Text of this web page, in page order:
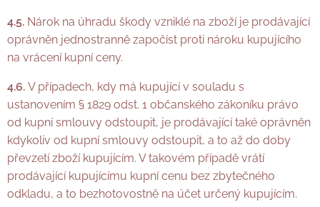
4.5. Nárok na úhradu škody vzniklé na zboží je prodávající
oprávněn jednostranně započíst proti nároku kupujícího
na vrácení kupní ceny.
4.6. V případech, kdy má kupující v souladu s
ustanovením § 1829 odst. 1 občanského zákoníku právo
od kupní smlouvy odstoupit, je prodávající také oprávněn
kdykoliv od kupní smlouvy odstoupit, a to až do doby
převzetí zboží kupujícím. V takovém případě vrátí
prodávající kupujícímu kupní cenu bez zbytečného
odkladu, a to bezhotovostně na účet určený kupujícím.